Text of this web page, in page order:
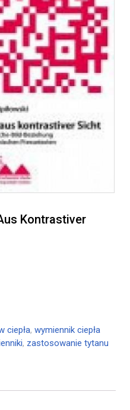
Kontrastiver
ciepła, wymiennik ciepła
, zastosowanie tytanu